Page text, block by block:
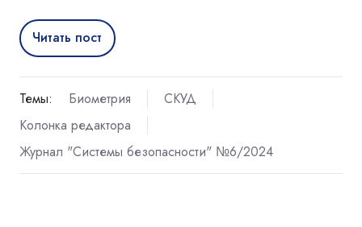
Читать пост
Темы: Биометрия
СКУД
Колонка редактора
Журнал "Системы безопасности" №6/2024